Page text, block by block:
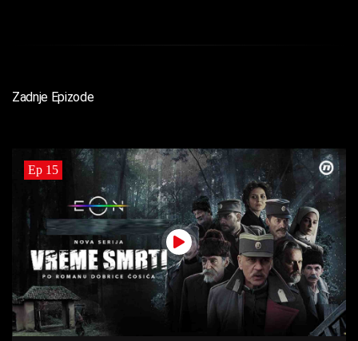
Zadnje Epizode
Ep 15